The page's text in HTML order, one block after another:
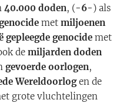
40.000 doden, (-6-) als
met miljoenen
gepleegde genocidemet
de miljarden doden
gevoerde oorlogen,
Wereldoorlogen de
grote vluchtelingen